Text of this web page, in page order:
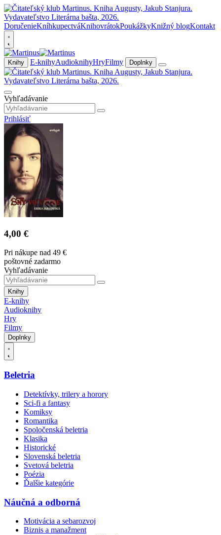
DoručenieKníhkupectváKnihovrátokPoukážkyKnižný blogKontakt
Knihy E-knihyAudioknihyHryFilmy Doplnky
Vyhľadávanie
Prihlásiť
4,00 €
Pri nákupe nad 49 €
poštovné zadarmo
Vyhľadávanie
Knihy
E-knihy
Audioknihy
Hry
Filmy
Doplnky
Beletria
Detektívky, trilery a horory
Sci-fi a fantasy
Komiksy
Romantika
Spoločenská beletria
Klasika
Historické
Slovenská beletria
Svetová beletria
Poézia
Ďalšie kategórie
Náučná a odborná
Motivácia a sebarozvoj
Biznis a manažment